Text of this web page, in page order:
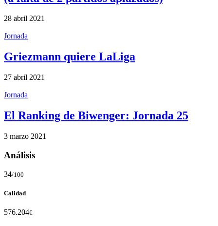
28 abril 2021
Jornada
Griezmann quiere LaLiga
27 abril 2021
Jornada
El Ranking de Biwenger: Jornada 25
3 marzo 2021
Análisis
34/100
Calidad
576.204€